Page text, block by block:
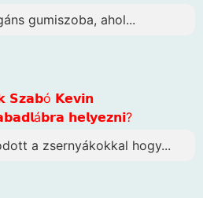
gumiszoba, ahol...
𝗦𝘇𝗮𝗯ó 𝗞𝗲𝘃𝗶𝗻
𝗵𝗲𝗹𝘆𝗲𝘇𝗻𝗶?
a zsernyákokkal hogy...